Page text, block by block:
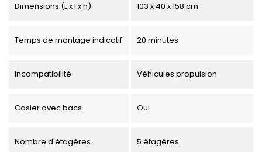
Dimensions (L x l x h) 103 x 40 x 158 cm
Temps de montage indicatif 20 minutes
Incompatibilité Véhicules propulsion
Casier avec bacs Oui
Nombre d'étagères 5 étagères